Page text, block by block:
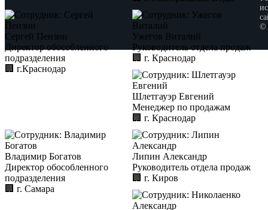
Сергей Пензин
Директор обособленного
подразделения
🏢︎ г.Краснодар
Ужегов Виталий
Руководитель отдела продаж
🏢︎ г. Краснодар
Шлетгауэр Евгений
Менеджер по продажам
🏢︎ г. Краснодар
Владимир Богатов
Директор обособленного
подразделения
🏢︎ г. Самара
Липин Александр
Руководитель отдела продаж
🏢︎ г. Киров
©